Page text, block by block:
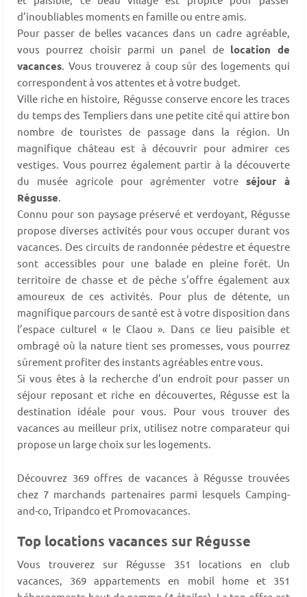
d’inoubliables moments en famille ou entre amis.
Pour passer de belles vacances dans un cadre agréable,
vous pourrez choisir parmi un panel de location de
vacances. Vous trouverez à coup sûr des logements qui
correspondent à vos attentes et à votre budget.
Ville riche en histoire, Régusse conserve encore les traces
du temps des Templiers dans une petite cité qui attire bon
nombre de touristes de passage dans la région. Un
magnifique château est à découvrir pour admirer ces
vestiges. Vous pourrez également partir à la découverte
du musée agricole pour agrémenter votreséjour à
Régusse.
Connu pour son paysage préservé et verdoyant, Régusse
propose diverses activités pour vous occuper durant vos
vacances. Des circuits de randonnée pédestre et équestre
sont accessibles pour une balade en pleine forêt. Un
territoire de chasse et de pêche s’offre également aux
amoureux de ces activités. Pour plus de détente, un
magnifique parcours de santé est à votre disposition dans
l’espace culturel « le Claou ». Dans ce lieu paisible et
ombragé où la nature tient ses promesses, vous pourrez
sûrement profiter des instants agréables entre vous.
Si vous êtes à la recherche d’un endroit pour passer un
séjour reposant et riche en découvertes, Régusse est la
destination idéale pour vous. Pour vous trouver des
vacances au meilleur prix, utilisez notre comparateur qui
propose un large choix sur les logements.
Découvrez 369 offres de vacances à Régusse trouvées
chez 7 marchands partenaires parmi lesquels Camping-
and-co, Tripandco et Promovacances.
Top locations vacances sur Régusse
Vous trouverez sur Régusse 351 locations en club
vacances, 369 appartements en mobil home et 351